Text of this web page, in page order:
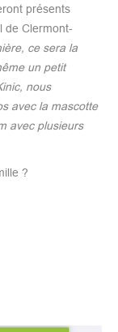
présents
de Clermont-
ce sera la
un petit
nous
avec la mascotte
avec plusieurs
?